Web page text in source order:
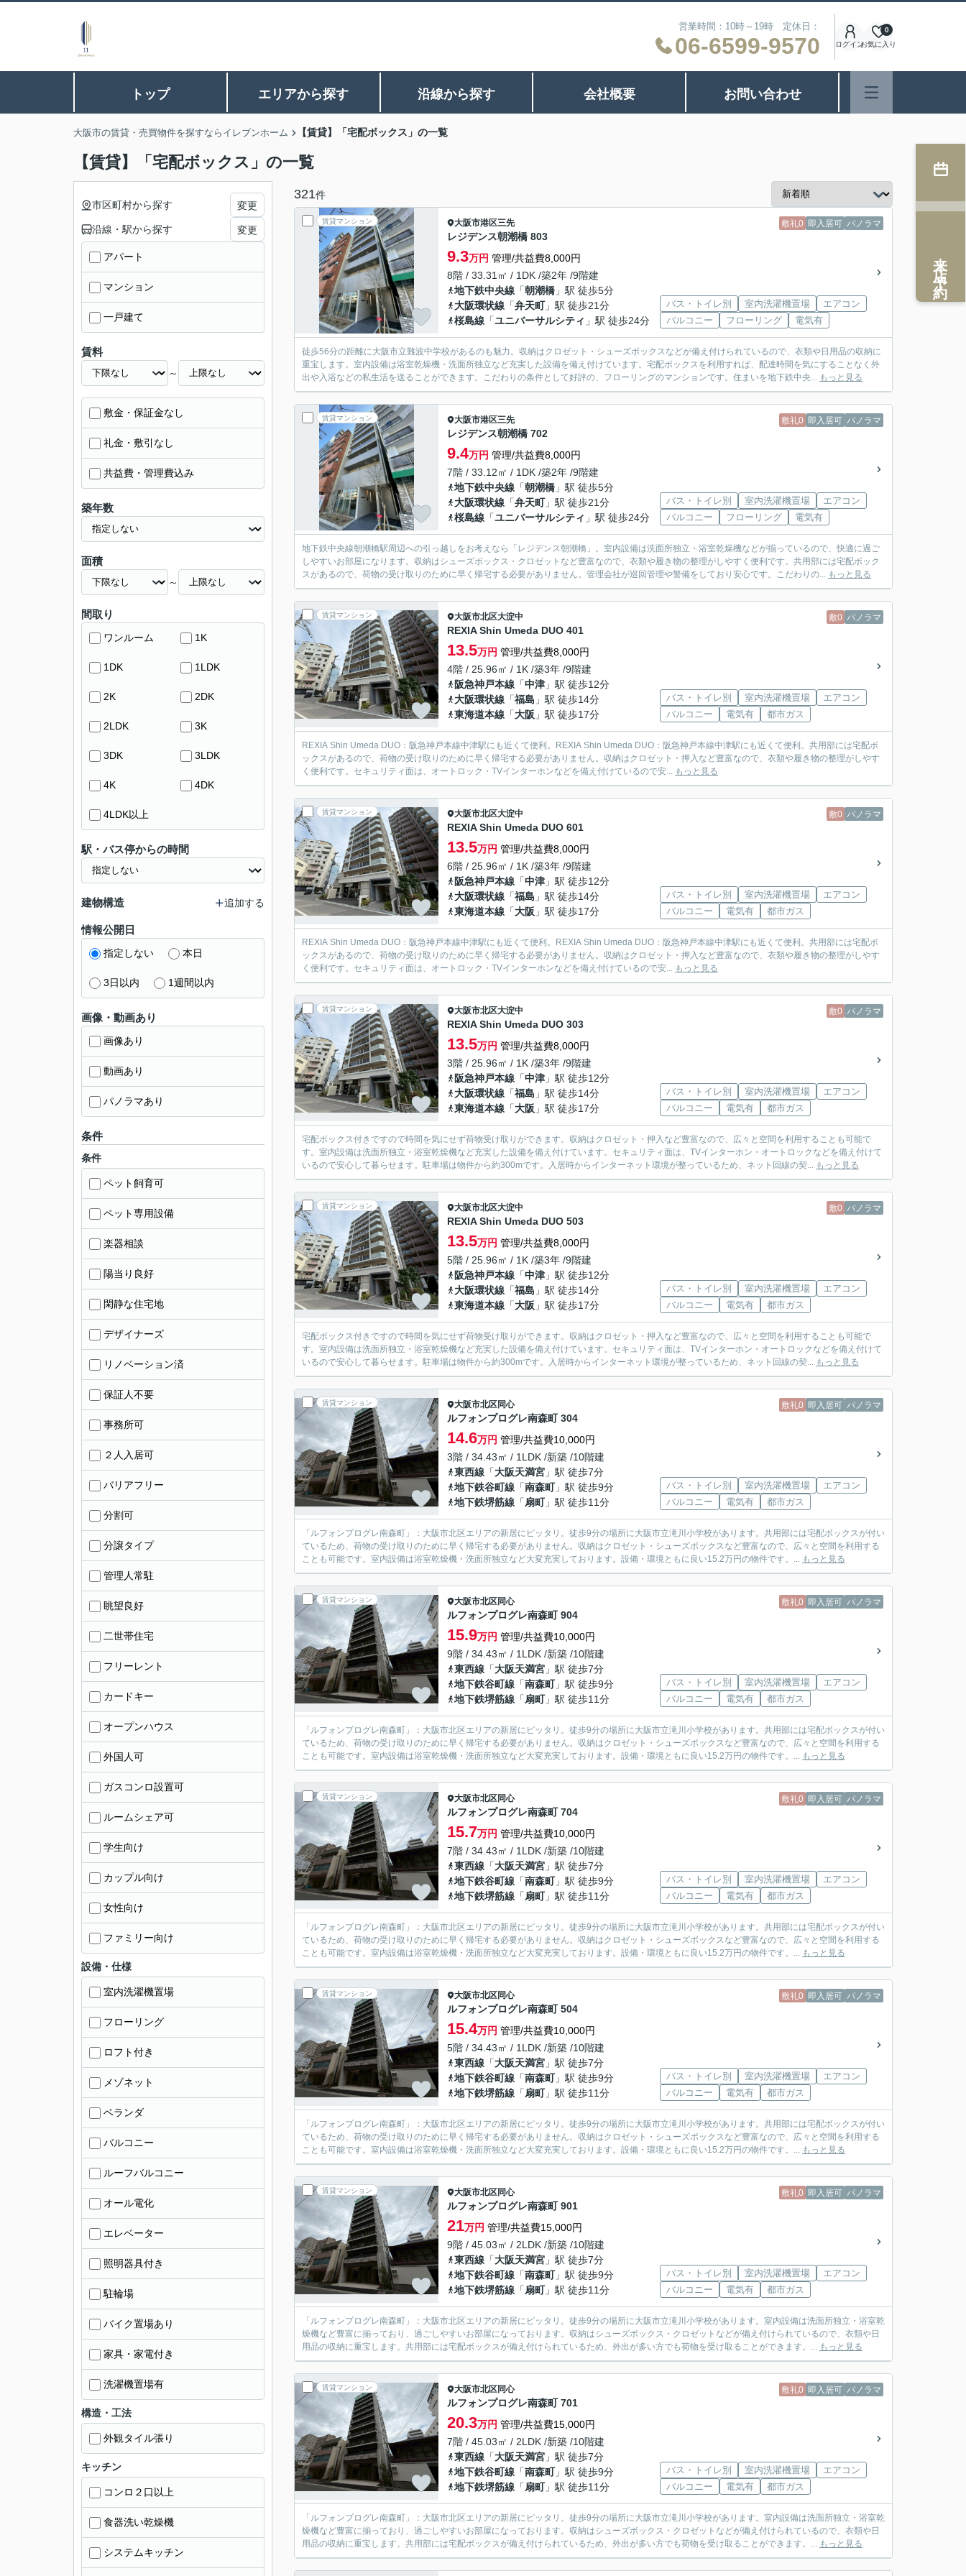
営業時間：10時～19時 定休日：
06-6599-9570 ログインお気に入り
0
トップ エリアから探す 沿線から探す 会社概要 お問い合わせ
大阪市の賃貸・売買物件を探すならイレブンホーム 【賃貸】「宅配ボックス」の一覧
【賃貸】「宅配ボックス」の一覧
321件
賃貸マンション 敷礼0 即入居可 パノラマ
大阪市港区三先
レジデンス朝潮橋 803
9.3万円 管理/共益費8,000円
8階 / 33.31㎡ / 1DK /築2年 /9階建
地下鉄中央線 「朝潮橋 」駅 徒歩5分
大阪環状線 「弁天町」駅 徒歩21分
桜島線 「ユニバーサルシティ 」駅 徒歩24分
バス・トイレ別 室内洗濯機置場
エアコン
バルコニー
フローリング 電気有
徒歩56分の距離に大阪市立難波中学校があるのも魅力。収納はクロゼット・シューズボックスなどが備え付けられているので、衣類や日用品の収納に
重宝します。室内設備は浴室乾燥機・洗面所独立など充実した設備を備え付けています。宅配ボックスを利用すれば、配達時間を気にすることなく外
出や入浴などの私生活を送ることができます。こだわりの条件として好評の、フローリングのマンションです。住まいを地下鉄中央... もっと見る
賃貸マンション 敷礼0 即入居可 パノラマ
大阪市港区三先
レジデンス朝潮橋 702
9.4万円 管理/共益費8,000円
7階 / 33.12㎡ / 1DK /築2年 /9階建
地下鉄中央線 「朝潮橋 」駅 徒歩5分
大阪環状線 「弁天町」駅 徒歩21分
桜島線 「ユニバーサルシティ 」駅 徒歩24分
バス・トイレ別 室内洗濯機置場
エアコン
バルコニー
フローリング 電気有
地下鉄中央線朝潮橋駅周辺への引っ越しをお考えなら「レジデンス朝潮橋」。室内設備は洗面所独立・浴室乾燥機などが揃っているので、快適に過ご
しやすいお部屋になります。収納はシューズボックス・クロゼットなど豊富なので、衣類や履き物の整理がしやすく便利です。共用部には宅配ボック
スがあるので、荷物の受け取りのために早く帰宅する必要がありません。管理会社が巡回管理や警備をしており安心です。こだわりの... もっと見る
賃貸マンション 敷0 パノラマ
大阪市北区大淀中
REXIA Shin Umeda DUO 401
13.5万円 管理/共益費8,000円
4階 / 25.96㎡ / 1K /築3年 /9階建
阪急神戸本線 「中津 」駅 徒歩12分
大阪環状線 「福島 」駅 徒歩14分
東海道本線 「大阪 」駅 徒歩17分
バス・トイレ別 室内洗濯機置場
エアコン
バルコニー
電気有 都市ガス
REXIA Shin Umeda DUO：阪急神戸本線中津駅にも近くて便利。REXIA Shin Umeda DUO：阪急神戸本線中津駅にも近くて便利。共用部には宅配ボ
ックスがあるので、荷物の受け取りのために早く帰宅する必要がありません。収納はクロゼット・押入など豊富なので、衣類や履き物の整理がしやす
く便利です。セキュリティ面は、オートロック・TVインターホンなどを備え付けているので安... もっと見る
賃貸マンション 敷0 パノラマ
大阪市北区大淀中
REXIA Shin Umeda DUO 601
13.5万円 管理/共益費8,000円
6階 / 25.96㎡ / 1K /築3年 /9階建
阪急神戸本線 「中津 」駅 徒歩12分
大阪環状線 「福島 」駅 徒歩14分
東海道本線 「大阪 」駅 徒歩17分
バス・トイレ別 室内洗濯機置場
エアコン
バルコニー
電気有 都市ガス
REXIA Shin Umeda DUO：阪急神戸本線中津駅にも近くて便利。REXIA Shin Umeda DUO：阪急神戸本線中津駅にも近くて便利。共用部には宅配ボ
ックスがあるので、荷物の受け取りのために早く帰宅する必要がありません。収納はクロゼット・押入など豊富なので、衣類や履き物の整理がしやす
く便利です。セキュリティ面は、オートロック・TVインターホンなどを備え付けているので安... もっと見る
賃貸マンション 敷0 パノラマ
大阪市北区大淀中
REXIA Shin Umeda DUO 303
13.5万円 管理/共益費8,000円
3階 / 25.96㎡ / 1K /築3年 /9階建
阪急神戸本線 「中津 」駅 徒歩12分
大阪環状線 「福島 」駅 徒歩14分
東海道本線 「大阪 」駅 徒歩17分
バス・トイレ別 室内洗濯機置場
エアコン
バルコニー
電気有 都市ガス
宅配ボックス付きですので時間を気にせず荷物受け取りができます。収納はクロゼット・押入など豊富なので、広々と空間を利用することも可能で
す。室内設備は洗面所独立・浴室乾燥機など充実した設備を備え付けています。セキュリティ面は、TVインターホン・オートロックなどを備え付けて
いるので安心して暮らせます。駐車場は物件から約300mです。入居時からインターネット環境が整っているため、ネット回線の契... もっと見る
賃貸マンション 敷0 パノラマ
大阪市北区大淀中
REXIA Shin Umeda DUO 503
13.5万円 管理/共益費8,000円
5階 / 25.96㎡ / 1K /築3年 /9階建
阪急神戸本線 「中津 」駅 徒歩12分
大阪環状線 「福島 」駅 徒歩14分
東海道本線 「大阪 」駅 徒歩17分
バス・トイレ別 室内洗濯機置場
エアコン
バルコニー
電気有 都市ガス
宅配ボックス付きですので時間を気にせず荷物受け取りができます。収納はクロゼット・押入など豊富なので、広々と空間を利用することも可能で
す。室内設備は洗面所独立・浴室乾燥機など充実した設備を備え付けています。セキュリティ面は、TVインターホン・オートロックなどを備え付けて
いるので安心して暮らせます。駐車場は物件から約300mです。入居時からインターネット環境が整っているため、ネット回線の契... もっと見る
賃貸マンション 敷礼0 即入居可 パノラマ
大阪市北区同心
ルフォンプログレ南森町 304
14.6万円 管理/共益費10,000円
3階 / 34.43㎡ / 1LDK /新築 /10階建
東西線 「大阪天満宮 」駅 徒歩7分
地下鉄谷町線 「南森町」駅 徒歩9分
地下鉄堺筋線 「扇町」駅 徒歩11分
バス・トイレ別 室内洗濯機置場
エアコン
バルコニー
電気有 都市ガス
「ルフォンプログレ南森町」：大阪市北区エリアの新居にピッタリ。徒歩9分の場所に大阪市立滝川小学校があります。共用部には宅配ボックスが付い
ているため、荷物の受け取りのために早く帰宅する必要がありません。収納はクロゼット・シューズボックスなど豊富なので、広々と空間を利用する
ことも可能です。室内設備は浴室乾燥機・洗面所独立など大変充実しております。設備・環境ともに良い15.2万円の物件です。... もっと見る
賃貸マンション 敷礼0 即入居可 パノラマ
大阪市北区同心
ルフォンプログレ南森町 904
15.9万円 管理/共益費10,000円
9階 / 34.43㎡ / 1LDK /新築 /10階建
東西線 「大阪天満宮 」駅 徒歩7分
地下鉄谷町線 「南森町」駅 徒歩9分
地下鉄堺筋線 「扇町」駅 徒歩11分
バス・トイレ別 室内洗濯機置場
エアコン
バルコニー
電気有 都市ガス
「ルフォンプログレ南森町」：大阪市北区エリアの新居にピッタリ。徒歩9分の場所に大阪市立滝川小学校があります。共用部には宅配ボックスが付い
ているため、荷物の受け取りのために早く帰宅する必要がありません。収納はクロゼット・シューズボックスなど豊富なので、広々と空間を利用する
ことも可能です。室内設備は浴室乾燥機・洗面所独立など大変充実しております。設備・環境ともに良い15.2万円の物件です。... もっと見る
賃貸マンション 敷礼0 即入居可 パノラマ
大阪市北区同心
ルフォンプログレ南森町 704
15.7万円 管理/共益費10,000円
7階 / 34.43㎡ / 1LDK /新築 /10階建
東西線 「大阪天満宮 」駅 徒歩7分
地下鉄谷町線 「南森町」駅 徒歩9分
地下鉄堺筋線 「扇町」駅 徒歩11分
バス・トイレ別 室内洗濯機置場
エアコン
バルコニー
電気有 都市ガス
「ルフォンプログレ南森町」：大阪市北区エリアの新居にピッタリ。徒歩9分の場所に大阪市立滝川小学校があります。共用部には宅配ボックスが付い
ているため、荷物の受け取りのために早く帰宅する必要がありません。収納はクロゼット・シューズボックスなど豊富なので、広々と空間を利用する
ことも可能です。室内設備は浴室乾燥機・洗面所独立など大変充実しております。設備・環境ともに良い15.2万円の物件です。... もっと見る
賃貸マンション 敷礼0 即入居可 パノラマ
大阪市北区同心
ルフォンプログレ南森町 504
15.4万円 管理/共益費10,000円
5階 / 34.43㎡ / 1LDK /新築 /10階建
東西線 「大阪天満宮 」駅 徒歩7分
地下鉄谷町線 「南森町」駅 徒歩9分
地下鉄堺筋線 「扇町」駅 徒歩11分
バス・トイレ別 室内洗濯機置場
エアコン
バルコニー
電気有 都市ガス
「ルフォンプログレ南森町」：大阪市北区エリアの新居にピッタリ。徒歩9分の場所に大阪市立滝川小学校があります。共用部には宅配ボックスが付い
ているため、荷物の受け取りのために早く帰宅する必要がありません。収納はクロゼット・シューズボックスなど豊富なので、広々と空間を利用する
ことも可能です。室内設備は浴室乾燥機・洗面所独立など大変充実しております。設備・環境ともに良い15.2万円の物件です。... もっと見る
賃貸マンション 敷礼0 即入居可 パノラマ
大阪市北区同心
ルフォンプログレ南森町 901
21万円 管理/共益費15,000円
9階 / 45.03㎡ / 2LDK /新築 /10階建
東西線 「大阪天満宮 」駅 徒歩7分
地下鉄谷町線 「南森町」駅 徒歩9分
地下鉄堺筋線 「扇町」駅 徒歩11分
バス・トイレ別 室内洗濯機置場
エアコン
バルコニー
電気有 都市ガス
「ルフォンプログレ南森町」：大阪市北区エリアの新居にピッタリ。徒歩9分の場所に大阪市立滝川小学校があります。室内設備は洗面所独立・浴室乾
燥機など豊富に揃っており、過ごしやすいお部屋になっております。収納はシューズボックス・クロゼットなどが備え付けられているので、衣類や日
用品の収納に重宝します。共用部には宅配ボックスが備え付けられているため、外出が多い方でも荷物を受け取ることができます。... もっと見る
賃貸マンション 敷礼0 即入居可 パノラマ
大阪市北区同心
ルフォンプログレ南森町 701
20.3万円 管理/共益費15,000円
7階 / 45.03㎡ / 2LDK /新築 /10階建
東西線 「大阪天満宮 」駅 徒歩7分
地下鉄谷町線 「南森町」駅 徒歩9分
地下鉄堺筋線 「扇町」駅 徒歩11分
バス・トイレ別 室内洗濯機置場
エアコン
バルコニー
電気有 都市ガス
「ルフォンプログレ南森町」：大阪市北区エリアの新居にピッタリ。徒歩9分の場所に大阪市立滝川小学校があります。室内設備は洗面所独立・浴室乾
燥機など豊富に揃っており、過ごしやすいお部屋になっております。収納はシューズボックス・クロゼットなどが備え付けられているので、衣類や日
用品の収納に重宝します。共用部には宅配ボックスが備え付けられているため、外出が多い方でも荷物を受け取ることができます。... もっと見る
市区町村から探す 変更
沿線・駅から探す 変更
アパート
マンション
一戸建て
賃料
～
敷金・保証金なし
礼金・敷引なし
共益費・管理費込み
築年数
面積
～
間取り
ワンルーム 1K
1DK 1LDK
2K 2DK
2LDK 3K
3DK 3LDK
4K 4DK
4LDK以上
駅・バス停からの時間
建物構造 追加する
情報公開日
指定しない 本日
3日以内 1週間以内
画像・動画あり
画像あり
動画あり
パノラマあり
条件
条件
ペット飼育可
ペット専用設備
楽器相談
陽当り良好
閑静な住宅地
デザイナーズ
リノベーション済
保証人不要
事務所可
２人入居可
バリアフリー
分割可
分譲タイプ
管理人常駐
眺望良好
二世帯住宅
フリーレント
カードキー
オープンハウス
外国人可
ガスコンロ設置可
ルームシェア可
学生向け
カップル向け
女性向け
ファミリー向け
設備・仕様
室内洗濯機置場
フローリング
ロフト付き
メゾネット
ベランダ
バルコニー
ルーフバルコニー
オール電化
エレベーター
照明器具付き
駐輪場
バイク置場あり
家具・家電付き
洗濯機置場有
構造・工法
外観タイル張り
キッチン
コンロ２口以上
食器洗い乾燥機
システムキッチン
来店予約